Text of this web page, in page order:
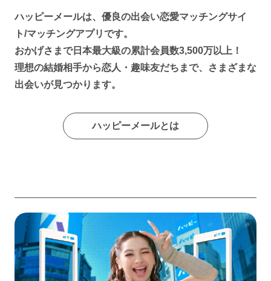
ハッピーメールは、優良の出会い恋愛マッチングサイ
ト/マッチングアプリです。
おかげさまで日本最大級の累計会員数3,500万以上！
理想の結婚相手から恋人・趣味友だちまで、さまざまな
出会いが見つかります。
ハッピーメールとは